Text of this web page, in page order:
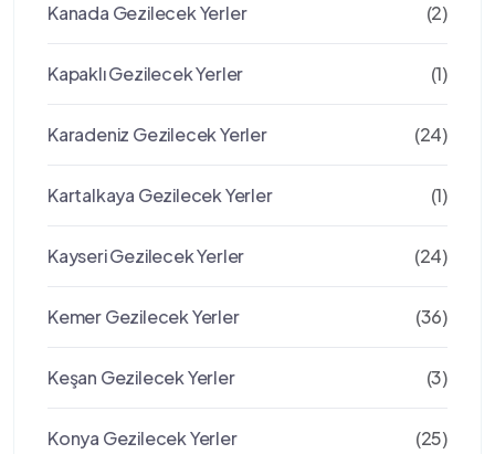
Kanada Gezilecek Yerler (2)
Kapaklı Gezilecek Yerler (1)
Karadeniz Gezilecek Yerler (24)
Kartalkaya Gezilecek Yerler (1)
Kayseri Gezilecek Yerler (24)
Kemer Gezilecek Yerler (36)
Keşan Gezilecek Yerler (3)
Konya Gezilecek Yerler (25)